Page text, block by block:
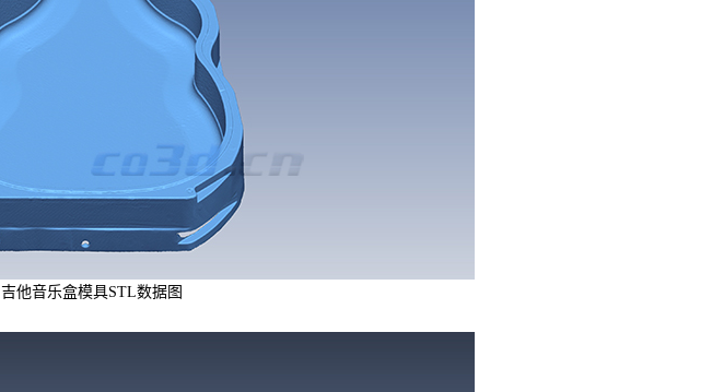
吉他音乐盒模具STL数据图